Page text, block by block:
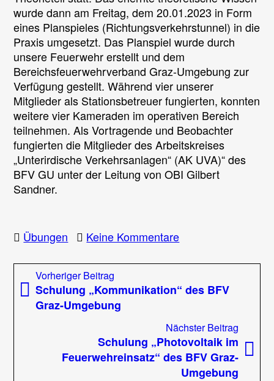
wurde dann am Freitag, dem 20.01.2023 in Form
eines Planspieles (Richtungsverkehrstunnel) in die
Praxis umgesetzt. Das Planspiel wurde durch
unsere Feuerwehr erstellt und dem
Bereichsfeuerwehrverband Graz-Umgebung zur
Verfügung gestellt. Während vier unserer
Mitglieder als Stationsbetreuer fungierten, konnten
weitere vier Kameraden im operativen Bereich
teilnehmen. Als Vortragende und Beobachter
fungierten die Mitglieder des Arbeitskreises
„Unterirdische Verkehrsanlagen“ (AK UVA)“ des
BFV GU unter der Leitung von OBI Gilbert
Sandner.
Übungen Keine Kommentarezu
für
im
–
Teil
1
Beitragsnavigation
Vorheriger Beitrag
Beitrag:
Schulung „Kommunikation“ des BFV
Graz-Umgebung
Nächster Beitrag
Schulung „Photovoltaik im
Feuerwehreinsatz“ des BFV Graz-
Umgebung